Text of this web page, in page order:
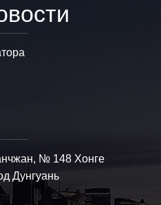
№ 148 Хонге
Дунгуань